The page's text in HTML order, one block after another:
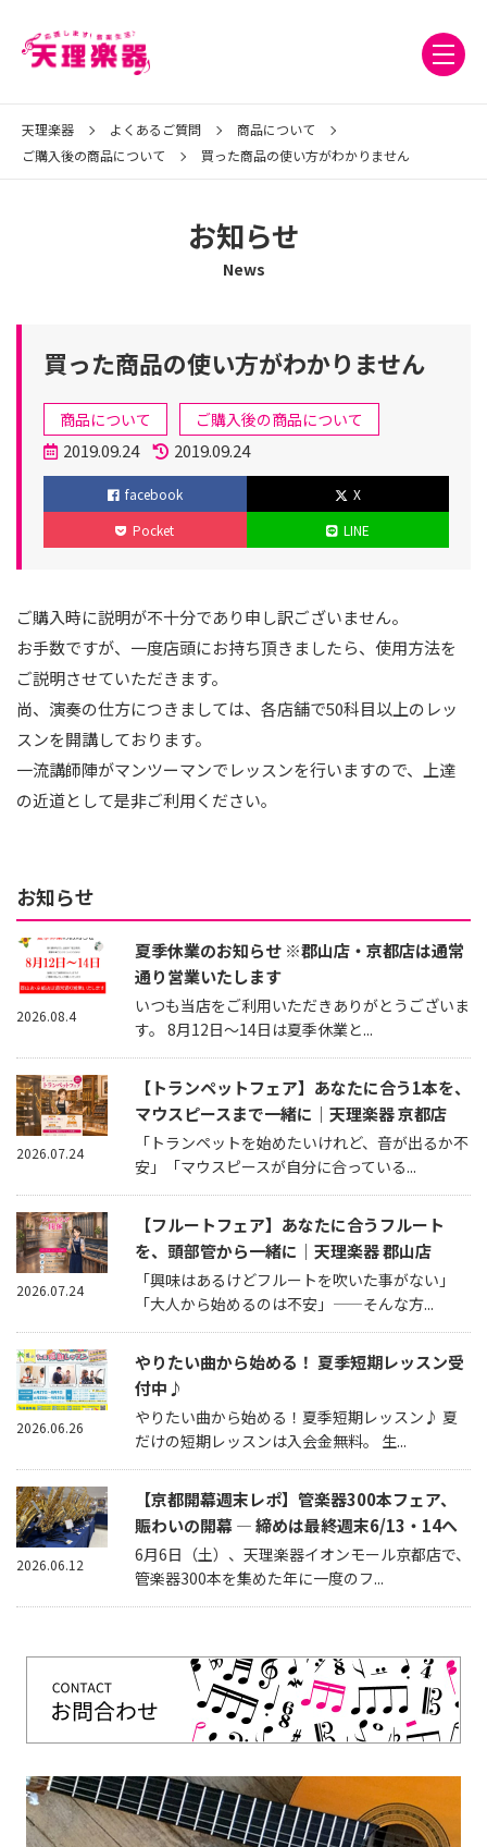
天理楽器 よくあるご質問
商品について
ご購入後の商品について
買った商品の使い方がわかりません
お知らせ
News
買った商品の使い方がわかりません
テ
ゴ
リ
商品について ご購入後の商品について
投
稿
日
2019.09.24
更
新
2019.09.24
facebook
X
Pocket
LINE
ご購入時に説明が不十分であり申し訳ございません。
お手数ですが、一度店頭にお持ち頂きましたら、使用方法を
ご説明させていただきます。
尚、演奏の仕方につきましては、各店舗で50科目以上のレッ
スンを開講しております。
一流講師陣がマンツーマンでレッスンを行いますので、上達
の近道として是非ご利用ください｡
お知らせ
夏季休業のお知らせ ※郡山店・京都店は通常
通り営業いたします
いつも当店をご利用いただきありがとうございま
す。 8月12日～14日は夏季休業と...
2026.08.4
【トランペットフェア】あなたに合う1本を、
マウスピースまで一緒に｜天理楽器 京都店
「トランペットを始めたいけれど、音が出るか不
安」「マウスピースが自分に合っている...
2026.07.24
【フルートフェア】あなたに合うフルート
を、頭部管から一緒に｜天理楽器 郡山店
「興味はあるけどフルートを吹いた事がない」
「大人から始めるのは不安」——そんな方...
2026.07.24
やりたい曲から始める！ 夏季短期レッスン受
付中♪
やりたい曲から始める！夏季短期レッスン♪ 夏
だけの短期レッスンは入会金無料。 生...
2026.06.26
【京都開幕週末レポ】管楽器300本フェア、
賑わいの開幕 — 締めは最終週末6/13・14へ
6月6日（土）、天理楽器イオンモール京都店で、
管楽器300本を集めた年に一度のフ...
2026.06.12